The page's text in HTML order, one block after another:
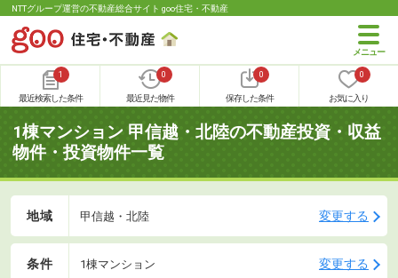
NTTグループ運営の不動産総合サイト goo住宅・不動産
1
最近検索した条件
0
最近見た物件
0
保存した条件
0
お気に入り
1棟マンション 甲信越・北陸の不動産投資・収益
物件・投資物件一覧
地域 甲信越・北陸 変更する
条件 1棟マンション 変更する